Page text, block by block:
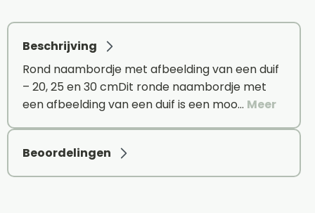
Beschrijving
Rond naambordje met afbeelding van een duif
– 20, 25 en 30 cmDit ronde naambordje met
een afbeelding van een duif is een moo… Meer
Beoordelingen